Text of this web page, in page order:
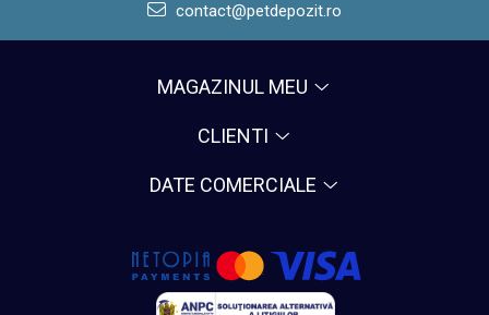
contact@petdepozit.ro
MAGAZINUL MEU
CLIENTI
DATE COMERCIALE